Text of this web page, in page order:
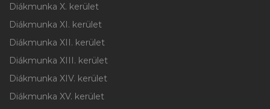
Diákmunka X. kerület
Diákmunka XI. kerület
Diákmunka XII. kerület
Diákmunka XIII. kerület
Diákmunka XIV. kerület
Diákmunka XV. kerület